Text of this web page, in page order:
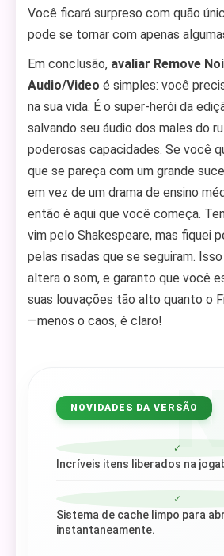
Você ficará surpreso com quão
pode se tornar com apenas
Em conclusão, avaliar Remove
Audio/Video é simples: você
na sua vida. É o super-herói da
salvando seu áudio dos males do
poderosas capacidades. Se você
que se pareça com um grande
em vez de um drama de ensino
então é aqui que você começa.
vim pelo Shakespeare, mas fiquei
pelas risadas que se seguiram.
altera o som, e garanto que você
suas louvações tão alto quanto o
—menos o caos, é claro!
NOVIDADES DA VERSÃO
✓
Incríveis itens liberados na
✓
Sistema de cache limpo para
instantaneamente.